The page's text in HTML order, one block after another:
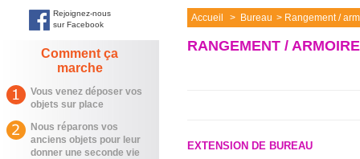
Rejoignez-nous
sur Facebook
Comment ça
marche
Vous venez déposer vos
objets sur place
Nous réparons vos
anciens objets pour leur
donner une seconde vie
Accueil > Bureau > Rangement /
RANGEMENT /
EXTENSION DE BUREAU